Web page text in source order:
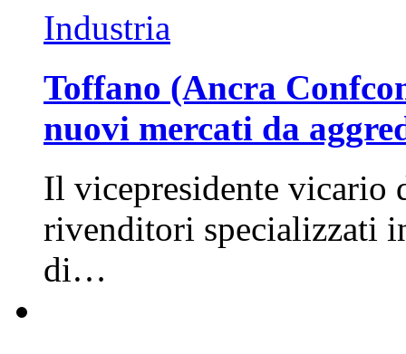
Industria
Toffano (Ancra
nuovi mercati da
Il vicepresidente vicario
rivenditori specializzati
di…